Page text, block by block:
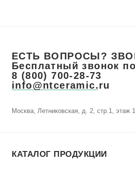
ЕСТЬ ВОПРОСЫ?
Бесплатный звонок
8 (800) 700-28-73
info@ntceramic.ru
Москва, Летниковская, д. 2, стр.1, этаж
КАТАЛОГ ПРОДУКЦИИ